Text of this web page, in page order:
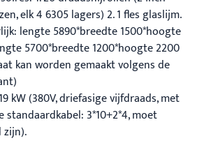
elk 4 6305 lagers) 2. 1 fles glaslijm.
lengte 5890*breedte 1500*hoogte
5700*breedte 1200*hoogte 2200
kan worden gemaakt volgens de
kW (380V, driefasige vijfdraads, met
3*10+2*4, moet
zijn).